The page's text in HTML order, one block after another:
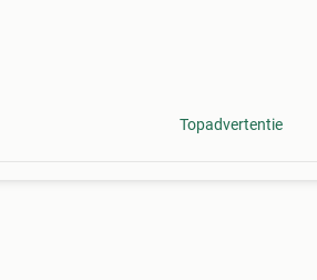
Topadvertentie